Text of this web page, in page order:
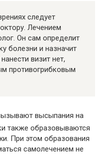
следует
Лечением
Он сам определит
болезни и назначит
визит нет,
противогрибковым
высыпания на
также образовываются
При этом образования
самолечением не